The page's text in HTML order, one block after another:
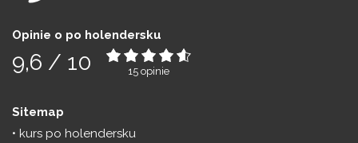
Opinie o po holendersku
9,6 / 10 15 opinie
Sitemap
kurs po holendersku